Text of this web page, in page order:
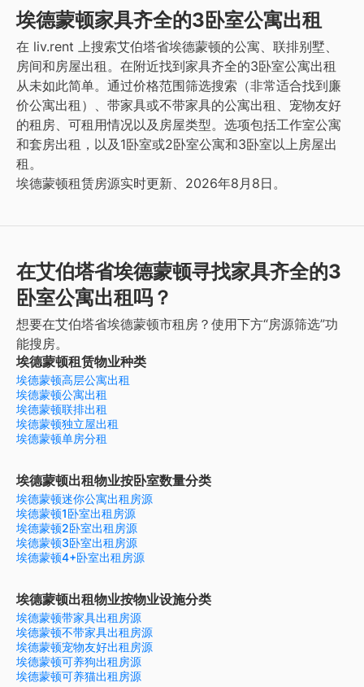
埃德蒙顿家具齐全的3卧室公寓出租
在 liv.rent 上搜索艾伯塔省埃德蒙顿的公寓、联排别墅、
房间和房屋出租。在附近找到家具齐全的3卧室公寓出租
从未如此简单。通过价格范围筛选搜索（非常适合找到廉
价公寓出租）、带家具或不带家具的公寓出租、宠物友好
的租房、可租用情况以及房屋类型。选项包括工作室公寓
和套房出租，以及1卧室或2卧室公寓和3卧室以上房屋出
租。
埃德蒙顿租赁房源实时更新、2026年8月8日。
在艾伯塔省埃德蒙顿寻找家具齐全的3
卧室公寓出租吗？
想要在艾伯塔省埃德蒙顿市租房？使用下方“房源筛选”功
能搜房。
埃德蒙顿租赁物业种类
埃德蒙顿高层公寓出租
埃德蒙顿公寓出租
埃德蒙顿联排出租
埃德蒙顿独立屋出租
埃德蒙顿单房分租
埃德蒙顿出租物业按卧室数量分类
埃德蒙顿迷你公寓出租房源
埃德蒙顿1卧室出租房源
埃德蒙顿2卧室出租房源
埃德蒙顿3卧室出租房源
埃德蒙顿4+卧室出租房源
埃德蒙顿出租物业按物业设施分类
埃德蒙顿带家具出租房源
埃德蒙顿不带家具出租房源
埃德蒙顿宠物友好出租房源
埃德蒙顿可养狗出租房源
埃德蒙顿可养猫出租房源